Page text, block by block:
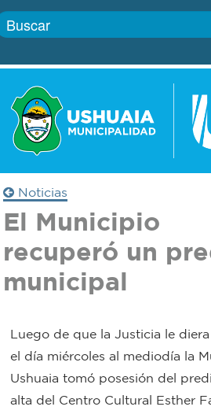
Boletín
Defensa
civil
Zoonosis
Bromatología
Gobierno
Trámites
Transparencia
Correo
Personal
Noticias
El Municipio
recuperó un
municipal
Luego de que la Justicia le
el día miércoles al mediodía la
Ushuaia tomó posesión del
alta del Centro Cultural Esther